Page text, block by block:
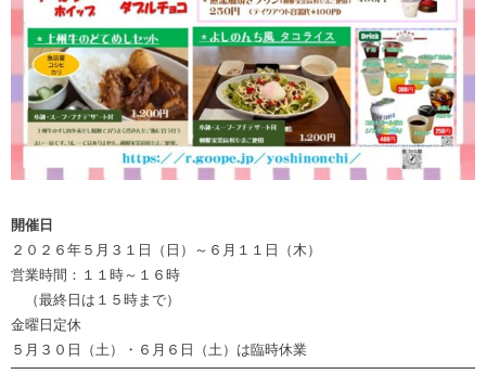
開催日
２０２６年５月３１日（日）～６月１１日（木）
営業時間：１１時～１６時
（最終日は１５時まで）
金曜日定休
５月３０日（土）・６月６日（土）は臨時休業